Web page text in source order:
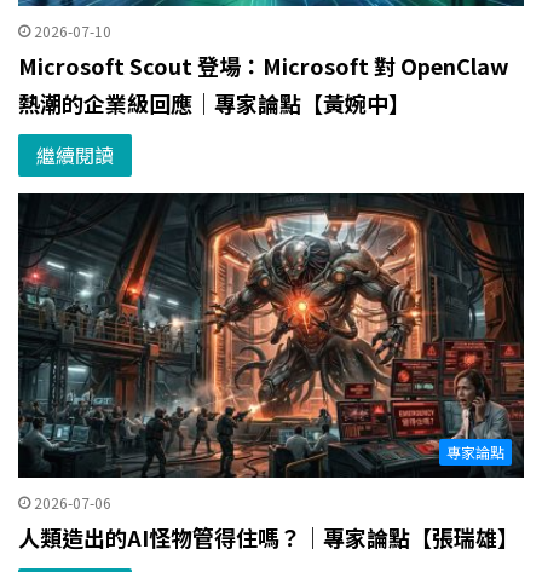
2026-07-10
Microsoft Scout 登場：Microsoft 對 OpenClaw
熱潮的企業級回應｜專家論點【黃婉中】
繼續閱讀
專家論點
2026-07-06
人類造出的AI怪物管得住嗎？｜專家論點【張瑞雄】